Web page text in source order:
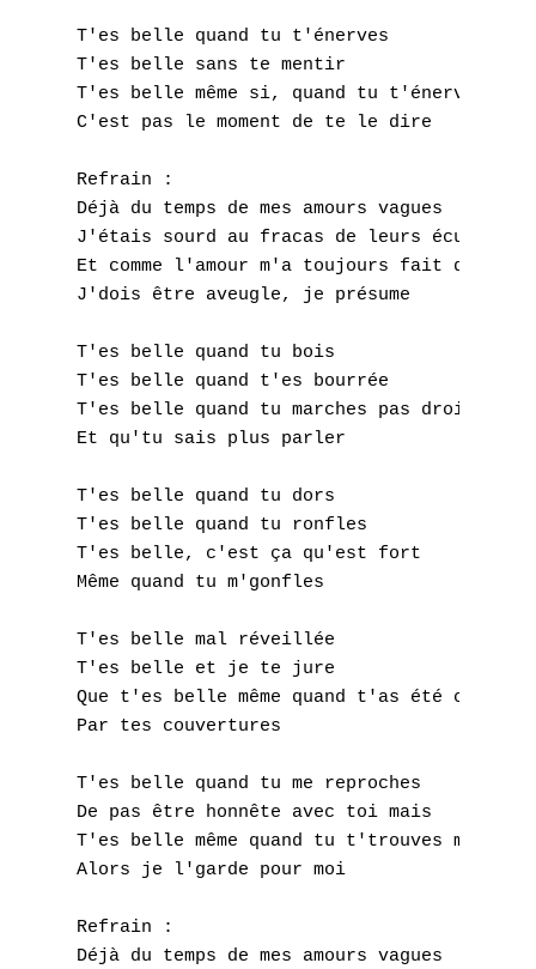
T'es belle quand tu t'énerves
T'es belle sans te mentir
T'es belle même si, quand tu t'énerves
C'est pas le moment de te le dire
Refrain :
Déjà du temps de mes amours vagues
J'étais sourd au fracas de leurs écumes
Et comme l'amour m'a toujours fait des
J'dois être aveugle, je présume
T'es belle quand tu bois
T'es belle quand t'es bourrée
T'es belle quand tu marches pas droit
Et qu'tu sais plus parler
T'es belle quand tu dors
T'es belle quand tu ronfles
T'es belle, c'est ça qu'est fort
Même quand tu m'gonfles
T'es belle mal réveillée
T'es belle et je te jure
Que t'es belle même quand t'as été coiffée
Par tes couvertures
T'es belle quand tu me reproches
De pas être honnête avec toi mais
T'es belle même quand tu t'trouves moche
Alors je l'garde pour moi
Refrain :
Déjà du temps de mes amours vagues
S
T
U
W
X
Y
Z
Top 100
Accords de guitare